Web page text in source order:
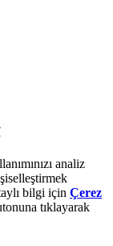
analiz
bilgi için Çerez
tıklayarak